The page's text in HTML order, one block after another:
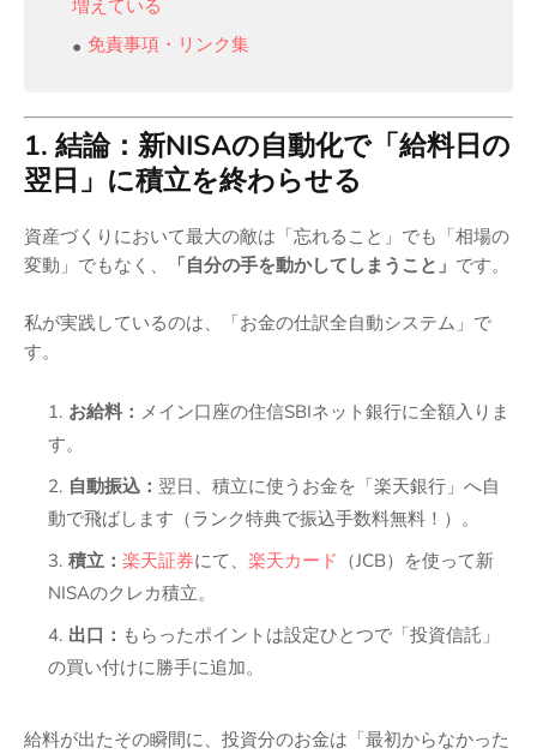
増えている
免責事項・リンク集
1. 結論：新NISAの自動化で「給料日の
翌日」に積立を終わらせる
資産づくりにおいて最大の敵は「忘れること」でも「相場の
変動」でもなく、
「自分の手を動かしてしまうこと」 です。
私が実践しているのは、「お金の仕訳全自動システム」で
す。
お給料： メイン口座の住信SBIネット銀行に全額入りま
す。
自動振込： 翌日、積立に使うお金を「楽天銀行」へ自
動で飛ばします（ランク特典で振込手数料無料！）。
積立： 楽天証券にて、 楽天カード （JCB）を使って新
NISAのクレカ積立。
出口： もらったポイントは設定ひとつで「投資信託」
の買い付けに勝手に追加。
給料が出たその瞬間に、投資分のお金は「最初からなかった